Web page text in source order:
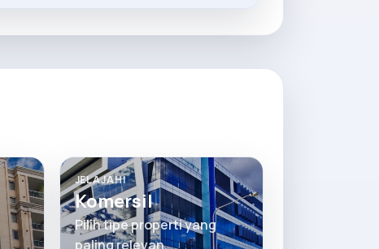
JELAJAHI
Komersil
Pilih tipe properti yang
paling relevan.